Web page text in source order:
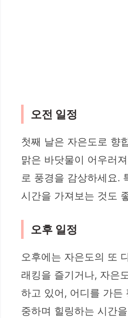
오전 일정
첫째 날은 자은도로 향
맑은 바닷물이 어우러
로 풍경을 감상하세요.
시간을 가져보는 것도
오후 일정
오후에는 자은도의 또
래킹을 즐기거나, 자은
하고 있어, 어디를 가든
중하며 힐링하는 시간